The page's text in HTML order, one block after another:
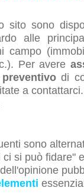
sito sono
alle
campo
Per avere
di
a contattarci.
sono
si può fidare"